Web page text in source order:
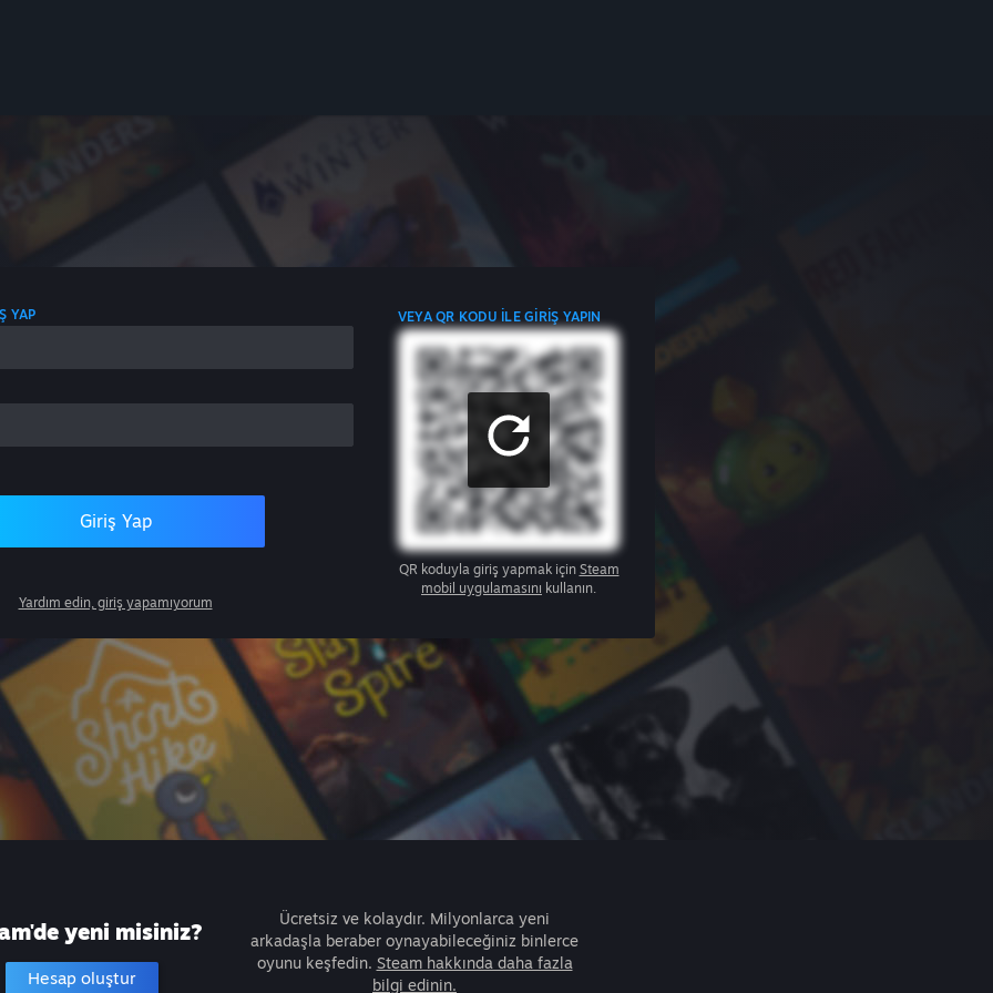
YAP
Giriş Yap
Yardım edin, giriş yapamıyorum
VEYA QR KODU ILE GIRIŞ YAPIN
QR koduyla giriş yapmak için Steam
mobil uygulamasını kullanın.
yeni misiniz?
Hesap oluştur
Ücretsiz ve kolaydır. Milyonlarca yeni
arkadaşla beraber oynayabileceğiniz binlerce
oyunu keşfedin. Steam hakkında daha fazla
bilgi edinin.